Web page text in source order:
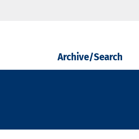
Archive/Search